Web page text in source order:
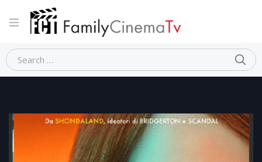
Home Dramma